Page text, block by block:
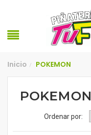
Inicio / POKEMON
POKEMON
Ordenar por: